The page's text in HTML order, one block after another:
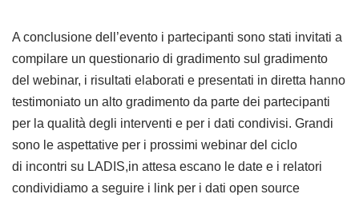
A conclusione dell’evento i partecipanti sono stati invitati a
compilare un questionario di gradimento sul gradimento
del webinar, i risultati elaborati e presentati in diretta hanno
testimoniato un alto gradimento da parte dei partecipanti
per la qualità degli interventi e per i dati condivisi. Grandi
sono le aspettative per i prossimi webinar del ciclo
di incontri su LADIS,in attesa escano le date e i relatori
condividiamo a seguire i link per i dati open source